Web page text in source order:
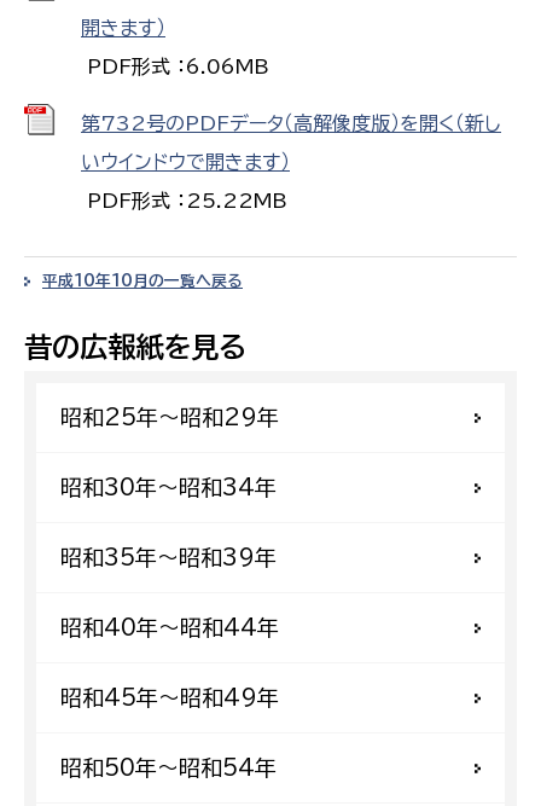
昔の広報紙を見る
昭和25年〜昭和29年
昭和30年〜昭和34年
昭和35年〜昭和39年
昭和40年〜昭和44年
昭和45年〜昭和49年
昭和50年〜昭和54年
開きます）
PDF形式 ：6.06MB
第732号のPDFデータ（高解像度版）を開く（新し
いウインドウで開きます）
PDF形式 ：25.22MB
平成10年10月の一覧へ戻る